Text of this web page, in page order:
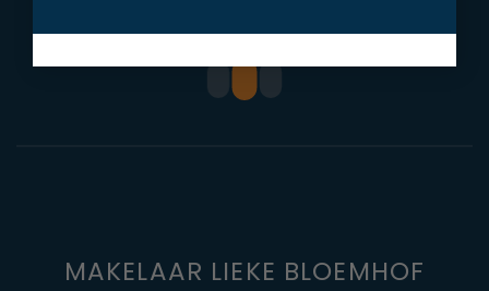
MAKELAAR LIEKE BLOEMHOF